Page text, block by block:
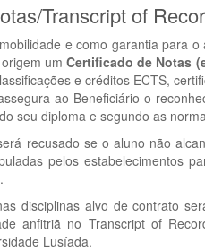
Transcript of
e como garantia para
origem umCertificado de Notas
e créditos ECTS,
ao Beneficiário o
seu diploma e segundo as
recusado se o aluno não
pelos estabelecimentos
disciplinas alvo de contrato
anfitriã no Transcript of
Lusíada.